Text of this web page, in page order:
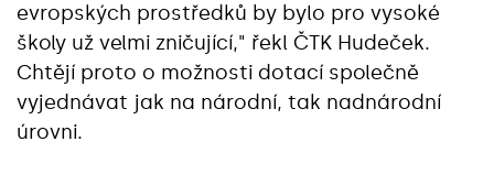
evropských prostředků by bylo pro vysoké
školy už velmi zničující," řekl ČTK Hudeček.
Chtějí proto o možnosti dotací společně
vyjednávat jak na národní, tak nadnárodní
úrovni.